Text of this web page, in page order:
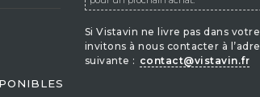
Si Vistavin ne livre pas dans
invitons à nous contacter à
suivante : contact@vistavin.fr